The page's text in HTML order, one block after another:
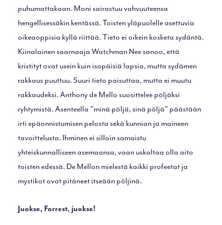
puhumattakaan. Moni sairastuu vahvuuteensa
hengellisessäkin kentässä. Toisten yläpuolelle asettuvia
oikeaoppisia kyllä riittää. Tieto ei oikein kosketa sydäntä.
Kiinalainen saarnaaja Watchman Nee sanoo, että
kristityt ovat usein kuin isopäisiä lapsia, mutta sydämen
rakkaus puuttuu. Suuri tieto paisuttaa, mutta ei muutu
rakkaudeksi. Anthony de Mello suosittelee pöljäksi
ryhtymistä. Asenteella ”minä pöljä, sinä pöljä” päästään
irti epäonnistumisen pelosta sekä kunnian ja maineen
tavoittelusta. Ihminen ei silloin samaistu
yhteiskunnalliseen asemaansa, vaan uskaltaa olla aito
toisten edessä. De Mellon mielestä kaikki profeetat ja
mystikot ovat pitäneet itseään pöljinä.
Juokse, Forrest, juokse!